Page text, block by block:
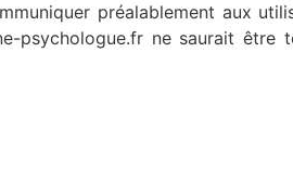
préalablement aux
psychologue.fr ne saurait